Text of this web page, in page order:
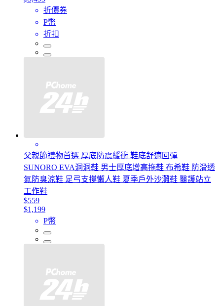
折價券
P幣
折扣
父親節禮物首選 厚底防震緩衝 鞋底舒適回彈
SUNORO EVA洞洞鞋 男士厚底增高拖鞋 布希鞋 防滑透
氣防臭涼鞋 足弓支撐懶人鞋 夏季戶外沙灘鞋 醫護站立
工作鞋
$559
$1,199
P幣